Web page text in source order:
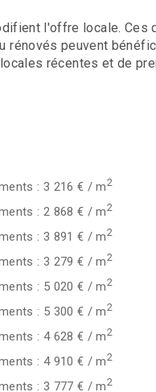
l'offre locale. Ces
rénovés peuvent
récentes et de
: 3 216 € / m2
: 2 868 € / m2
: 3 891 € / m2
: 3 279 € / m2
: 5 020 € / m2
: 5 300 € / m2
: 4 628 € / m2
: 4 910 € / m2
: 3 777 € / m2